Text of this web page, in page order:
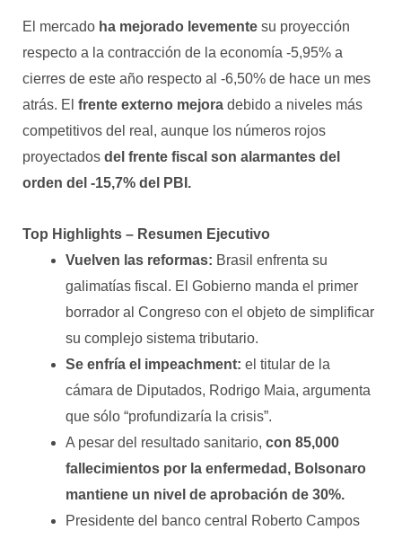
El mercado ha mejorado levemente su proyección
respecto a la contracción de la economía -5,95% a
cierres de este año respecto al -6,50% de hace un mes
atrás. El frente externo mejora debido a niveles más
competitivos del real, aunque los números rojos
proyectados del frente fiscal son alarmantes del
orden del -15,7% del PBI.
Top Highlights – Resumen Ejecutivo
Vuelven las reformas: Brasil enfrenta su
galimatías fiscal. El Gobierno manda el primer
borrador al Congreso con el objeto de simplificar
su complejo sistema tributario.
Se enfría el impeachment: el titular de la
cámara de Diputados, Rodrigo Maia, argumenta
que sólo “profundizaría la crisis”.
A pesar del resultado sanitario, con 85,000
fallecimientos por la enfermedad, Bolsonaro
mantiene un nivel de aprobación de 30%.
Presidente del banco central Roberto Campos